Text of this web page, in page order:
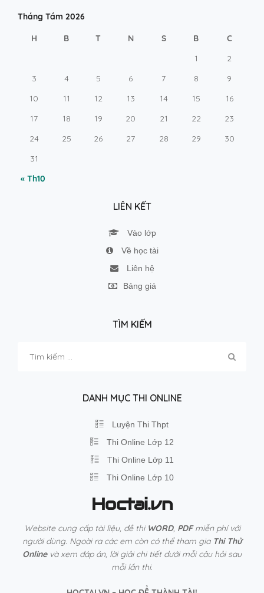
Tháng Tám 2026
H B T N S B C
« Th10
1
2
3
4 5 6 7 8
9
10
11 12 13 14 15
16
17
18 19 20 21 22
23
24
25 26 27 28 29
30
31
LIÊN KẾT
Vào lớp
Về học tài
Liên hệ
Bảng giá
TÌM KIẾM
kiếm
DANH MỤC THI ONLINE
Luyện Thi Thpt
Thi Online Lớp 12
Thi Online Lớp 11
Thi Online Lớp 10
Hoctai.vn
Website cung cấp tài liệu, đề thi WORD, PDFmiễn phí với
người dùng. Ngoài ra các em còn có thể tham gia Thi Thử
Onlinevà xem đáp án, lời giải chi tiết dưới mỗi câu hỏi sau
mỗi lần thi.